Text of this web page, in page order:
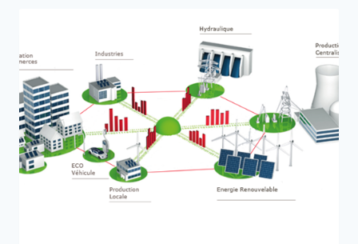
CONVERSION
SYSTEM
BASED
ON
A
PERMANENT
MAGNET
SYNCHRONOUS
GENERATOR